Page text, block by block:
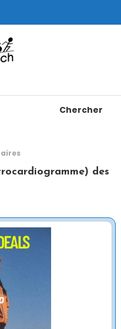
Chercher
des